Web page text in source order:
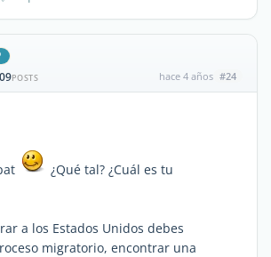
POSTS hace 4 años #24
¿Qué tal? ¿Cuál es tu
a los Estados Unidos debes
migratorio, encontrar una